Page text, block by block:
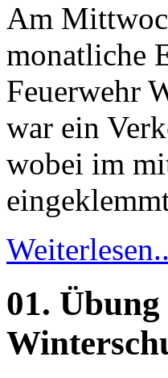
Am
monatliche
Feuerwehr
war ein
wobei im
01. Übung